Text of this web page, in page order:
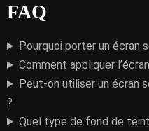
FAQ
Pourquoi porter un écran
Comment appliquer
Peut-on utiliser un écran
?
Quel type de fond de